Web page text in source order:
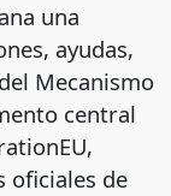
una
ayudas,
Mecanismo
central
oficiales de